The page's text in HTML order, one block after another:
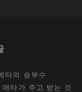
타의 승부수
타가 주고 받는 것